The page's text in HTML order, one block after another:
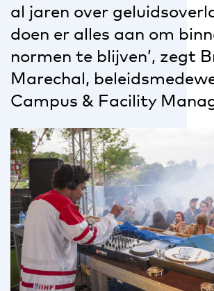
al jaren over
doen er alles aan om
normen te blijven’, zegt
Marechal,
Campus & Facility